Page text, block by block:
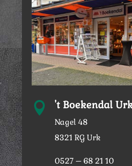
 't Boekendal
Nagel 48
8321 RG Urk
0527 – 68 21 10